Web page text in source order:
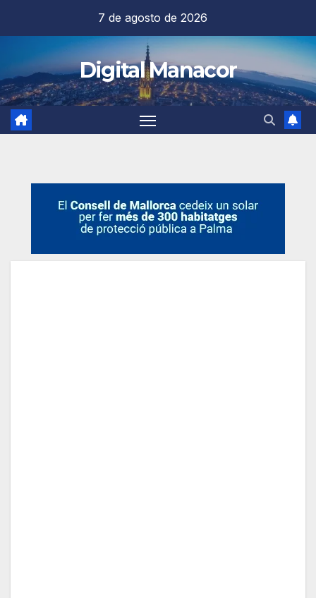
contenido
7 de agosto de 2026
Digital Manacor